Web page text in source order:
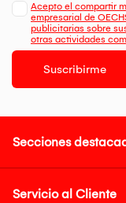
Acepto el compartir
empresarial de
publicitarias sobre
otras actividades
Suscribirme
Secciones
Servicio al Cliente